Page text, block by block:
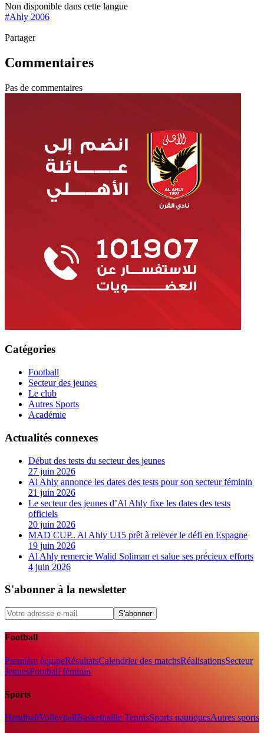
Non disponible dans cette langue
#Ahly 2006
Partager
Commentaires
Pas de commentaires
Catégories
Football
Secteur des jeunes
Le club
Autres Sports
Académie
Actualités connexes
Début des tests du secteur des jeunes
27 juin 2026
Al Ahly annonce les dates des tests pour son secteur féminin
21 juin 2026
Le secteur des jeunes d’Al Ahly fixe les dates des tests
officiels
20 juin 2026
MAD CUP.. Al Ahly U15 prêt à relever le défi en Espagne
19 juin 2026
Al Ahly remercie Walid Soliman et salue ses précieux efforts
4 juin 2026
S'abonner à la newsletter
S'abonner
Football
Première équipeRésultatsCalendrier des matchsRéalisationsSecteur
JeunesFootball féminin
Sports
HandballVolleyballBasketballle TennisSports nautiquesAutres sports